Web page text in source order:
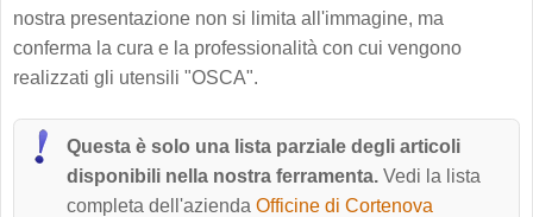
nostra presentazione non si limita all'immagine, ma
conferma la cura e la professionalità con cui vengono
realizzati gli utensili "OSCA".
Questa è solo una lista parziale degli articoli
disponibili nella nostra ferramenta. Vedi la lista
completa dell'azienda Officine di Cortenova